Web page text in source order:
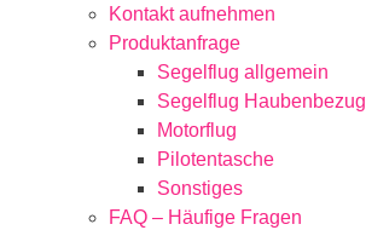
Kontakt aufnehmen
Produktanfrage
Segelflug allgemein
Segelflug Haubenbezug
Motorflug
Pilotentasche
Sonstiges
FAQ – Häufige Fragen